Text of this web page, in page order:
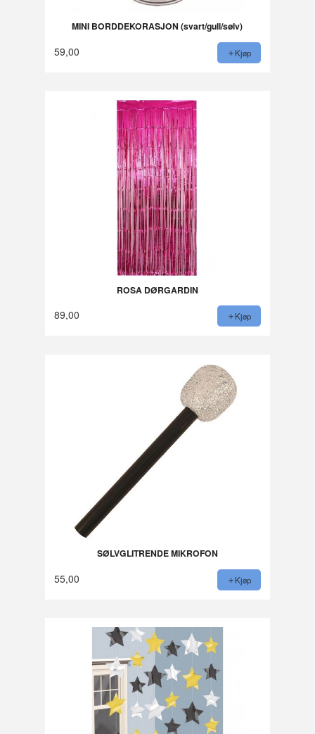
MINI BORDDEKORASJON (svart/gull/sølv)
59,00 Kjøp
ROSA DØRGARDIN
89,00 Kjøp
SØLVGLITRENDE MIKROFON
55,00 Kjøp